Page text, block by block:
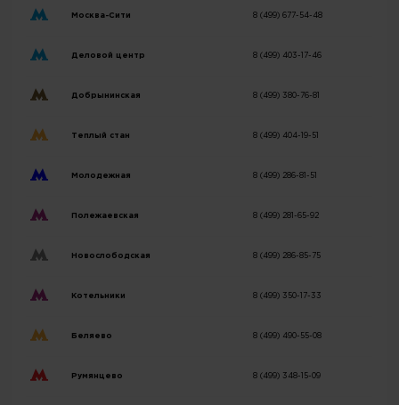
Москва-Сити 8 (499) 677-54-48
Деловой центр 8 (499) 403-17-46
Добрынинская 8 (499) 380-76-81
Теплый стан 8 (499) 404-19-51
Молодежная 8 (499) 286-81-51
Полежаевская 8 (499) 281-65-92
Новослободская 8 (499) 286-85-75
Котельники 8 (499) 350-17-33
Беляево 8 (499) 490-55-08
Румянцево 8 (499) 348-15-09